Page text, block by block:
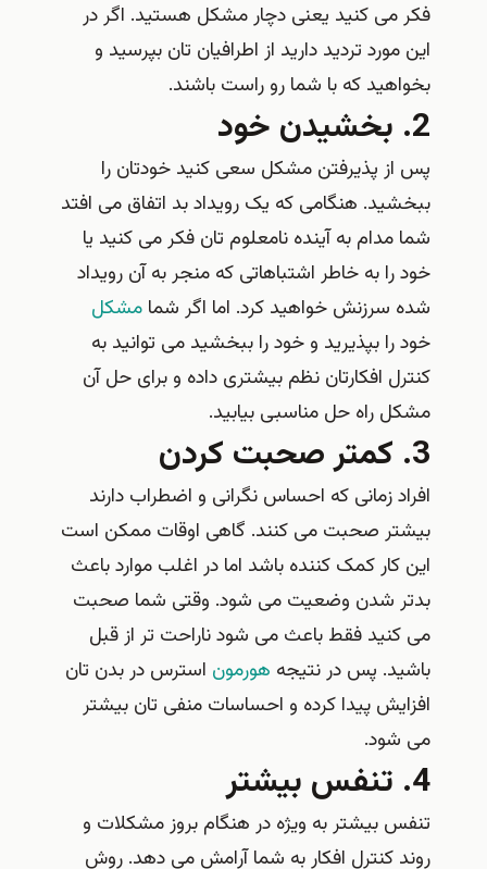
فکر می کنید یعنی دچار مشکل هستید. اگر در
این مورد تردید دارید از اطرافیان تان بپرسید و
بخواهید که با شما رو راست باشند.
2. بخشیدن خود
پس از پذیرفتن مشکل سعی کنید خودتان را
ببخشید. هنگامی که یک رویداد بد اتفاق می افتد
شما مدام به آینده نامعلوم تان فکر می کنید یا
خود را به خاطر اشتباهاتی که منجر به آن رویداد
شده سرزنش خواهید کرد. اما اگر شمامشکل
خود را بپذیرید و خود را ببخشید می توانید به
کنترل افکارتان نظم بیشتری داده و برای حل آن
مشکل راه حل مناسبی بیابید.
3. کمتر صحبت کردن
افراد زمانی که احساس نگرانی و اضطراب دارند
بیشتر صحبت می کنند. گاهی اوقات ممکن است
این کار کمک کننده باشد اما در اغلب موارد باعث
بدتر شدن وضعیت می شود. وقتی شما صحبت
می کنید فقط باعث می شود ناراحت تر از قبل
باشید. پس در نتیجه هورمون استرس در بدن تان
افزایش پیدا کرده و احساسات منفی تان بیشتر
می شود.
4. تنفس بیشتر
تنفس بیشتر به ویژه در هنگام بروز مشکلات و
روند کنترل افکار به شما آرامش می دهد. روش